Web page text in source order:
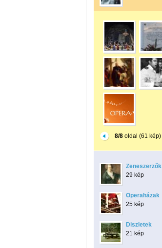
8/8oldal (61 kép)
Zeneszerzők
29 kép
Operaházak
25 kép
Diszletek
21 kép